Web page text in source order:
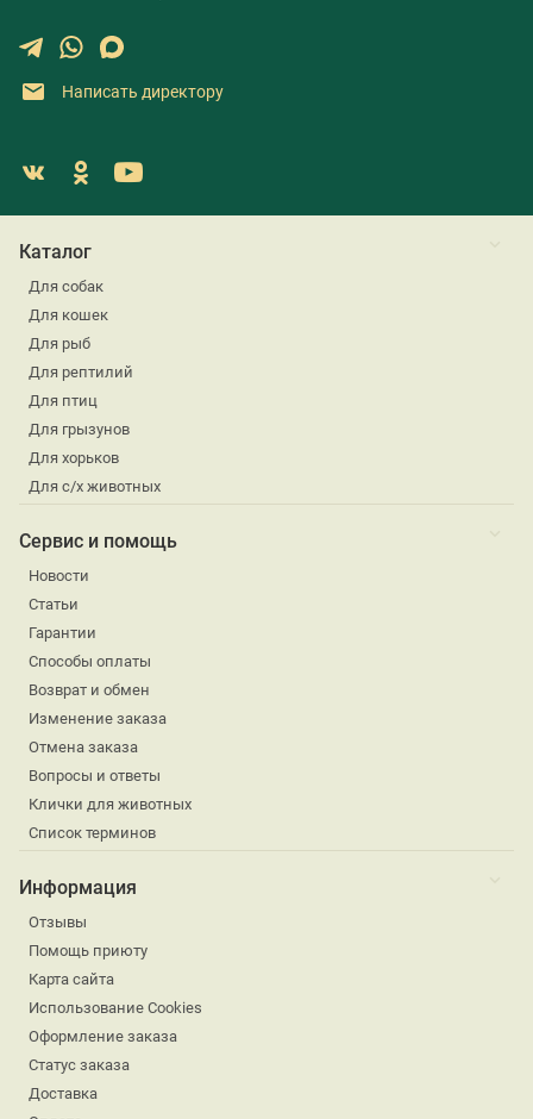
Написать директору
Каталог
Для собак
Для кошек
Для рыб
Для рептилий
Для птиц
Для грызунов
Для хорьков
Для с/х животных
Сервис и помощь
Новости
Статьи
Гарантии
Способы оплаты
Возврат и обмен
Изменение заказа
Отмена заказа
Вопросы и ответы
Клички для животных
Список терминов
Информация
Отзывы
Помощь приюту
Карта сайта
Использование Cookies
Оформление заказа
Статус заказа
Доставка